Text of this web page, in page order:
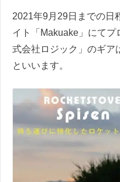
2021年9月29日までの日
イト「Makuake」にて
式会社ロジック」のギア
といいます。